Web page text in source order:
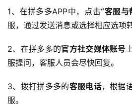
1、在拼多多APP中，点击“客服与
服，通过发送消息或选择相应选项
2、在拼多多的官方社交媒体账号
服提问，客服人员会尽快回复。
3、拨打拼多多的客服电话，根据
服。